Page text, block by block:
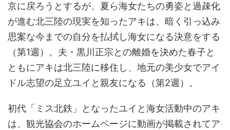
京に戻ろうとするが、夏ら海女たちの勇姿と過疎化
が進む北三陸の現実を知ったアキは、暗く引っ込み
思案な今までの自分を払拭し海女になる決意をする
（第1週）。夫・黒川正宗との離婚を決めた春子と
ともにアキは北三陸に移住し、地元の美少女でアイ
ドル志望の足立ユイと親友になる（第2週）。
初代「ミス北鉄」となったユイと海女活動中のアキ
は、観光協会のホームページに動画が掲載されてア